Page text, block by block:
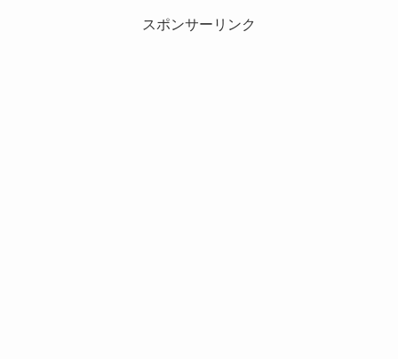
スポンサーリンク